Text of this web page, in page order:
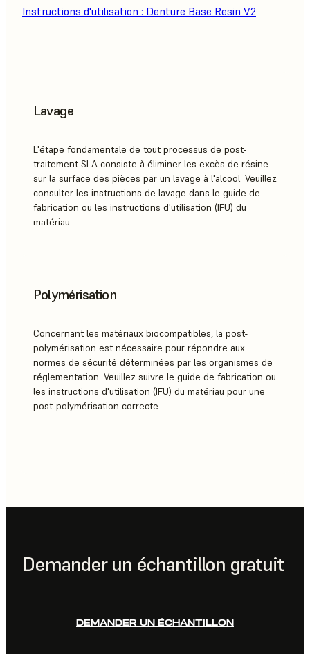
Instructions d'utilisation : Denture Base Resin V2
Lavage
L'étape fondamentale de tout processus de post-
traitement SLA consiste à éliminer les excès de résine
sur la surface des pièces par un lavage à l'alcool. Veuillez
consulter les instructions de lavage dans le guide de
fabrication ou les instructions d'utilisation (IFU) du
matériau.
Polymérisation
Concernant les matériaux biocompatibles, la post-
polymérisation est nécessaire pour répondre aux
normes de sécurité déterminées par les organismes de
réglementation. Veuillez suivre le guide de fabrication ou
les instructions d'utilisation (IFU) du matériau pour une
post-polymérisation correcte.
Demander un échantillon gratuit
DEMANDER UN ÉCHANTILLON